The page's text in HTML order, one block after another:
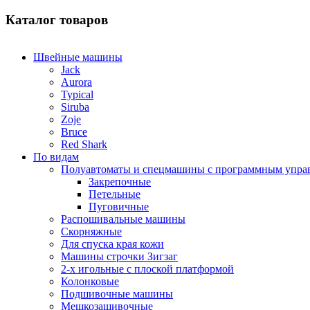
Каталог товаров
Швейные машины
Jack
Aurora
Typical
Siruba
Zoje
Bruce
Red Shark
По видам
Полуавтоматы и спецмашины с программным
Закрепочные
Петельные
Пуговичные
Распошивальные машины
Скорняжные
Для спуска края кожи
Машины строчки Зигзаг
2-х игольные с плоской платформой
Колонковые
Подшивочные машины
Мешкозашивочные